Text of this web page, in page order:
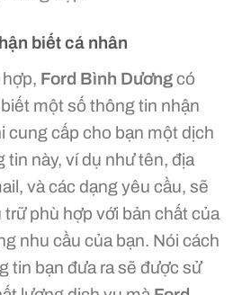
biết cá nhân
Ford Bình Dươngcó
một số thông tin nhận
cung cấp cho bạn một dịch
tin này, ví dụ như tên, địa
và các dạng yêu cầu, sẽ
phù hợp với bản chất của
nhu cầu của bạn. Nói cách
tin bạn đưa ra sẽ được sử